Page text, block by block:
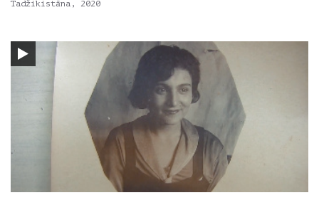
Tadžikistāna, 2020